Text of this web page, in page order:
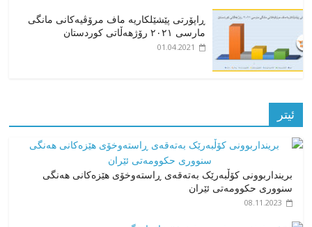
ڕاپۆرتی پێشێلکاریە ماف مرۆڤیەکانی مانگی
مارسی ٢٠٢١ رۆژهەڵاتی کوردستان
01.04.2021
ئیتر
برینداربوونی کۆڵبەرێک بەتەقەی ڕاستەوخۆی هێزەکانی هەنگی
سنووری حکوومەتی ئێران
08.11.2023